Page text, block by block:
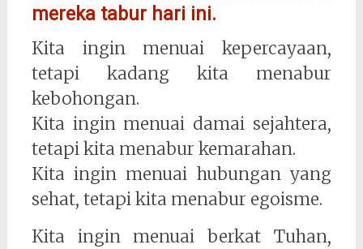
mereka tabur hari ini.
Kita ingin menuai kepercayaan,
tetapi kadang kita menabur
kebohongan.
Kita ingin menuai damai sejahtera,
tetapi kita menabur kemarahan.
Kita ingin menuai hubungan yang
sehat, tetapi kita menabur egoisme.
Kita ingin menuai berkat Tuhan,